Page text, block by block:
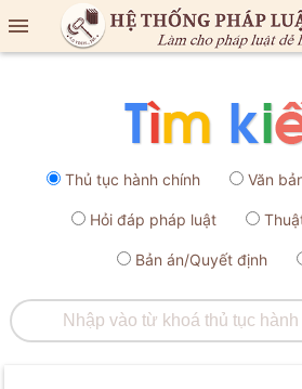

Thủ tục hành chính Văn
Hỏi đáp pháp luật
Bản án/Quyết định